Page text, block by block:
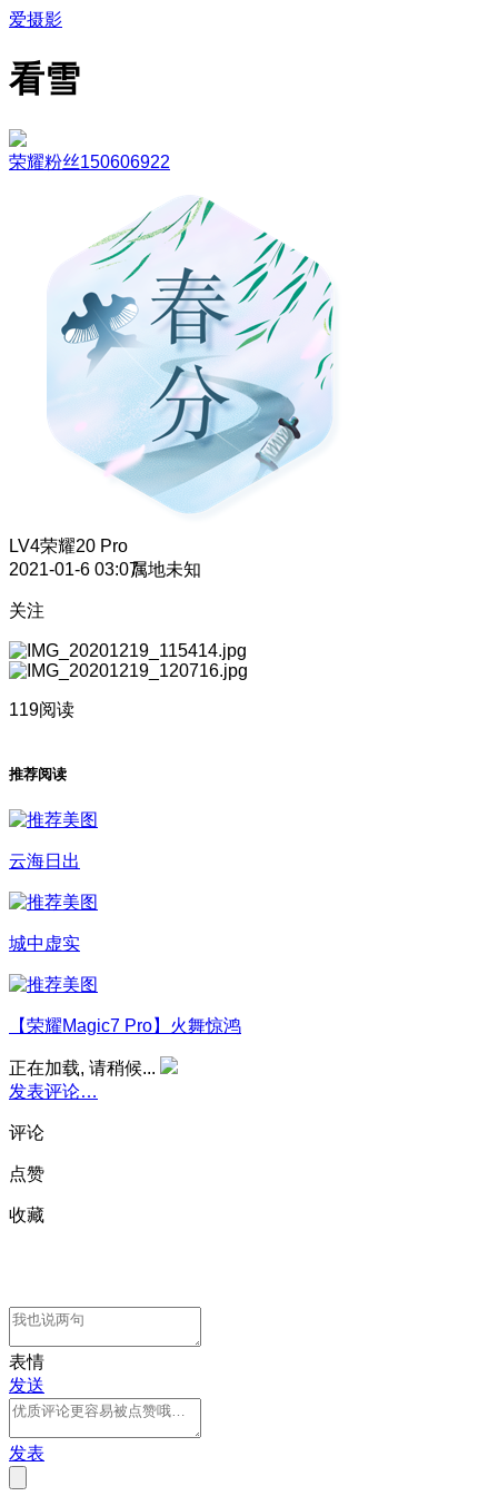
爱摄影
看雪️
荣耀粉丝150606922
LV4荣耀20 Pro
2021-01-6 03:07属地未知
关注
119阅读
推荐阅读
云海日出
城中虚实
【荣耀Magic7 Pro】火舞惊鸿
正在加载, 请稍候...
发表评论…
评论
点赞
收藏
表情
发送
发表